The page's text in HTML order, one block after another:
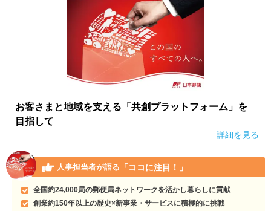
お客さまと地域を支える「共創プラットフォーム」を
目指して
詳細を見る
人事担当者が語る 「ココに注目！」
全国約24,000局の郵便局ネットワークを活かし暮らしに貢献
創業約150年以上の歴史×新事業・サービスに積極的に挑戦